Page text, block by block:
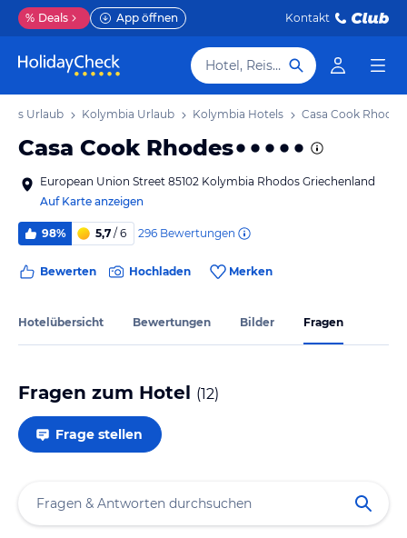
% Deals App öffnen Kontakt
Hotel, Reiseziel
Urlaub Kolymbia Urlaub Kolymbia Hotels Casa Cook Rhodes
Casa Cook Rhodes
European Union Street 85102 Kolymbia Rhodos Griechenland
Auf Karte anzeigen
98% 5,7 / 6 296 Bewertungen
Bewerten Hochladen Merken
Hotelübersicht Bewertungen Bilder Fragen
Fragen zum Hotel (12)
Frage stellen